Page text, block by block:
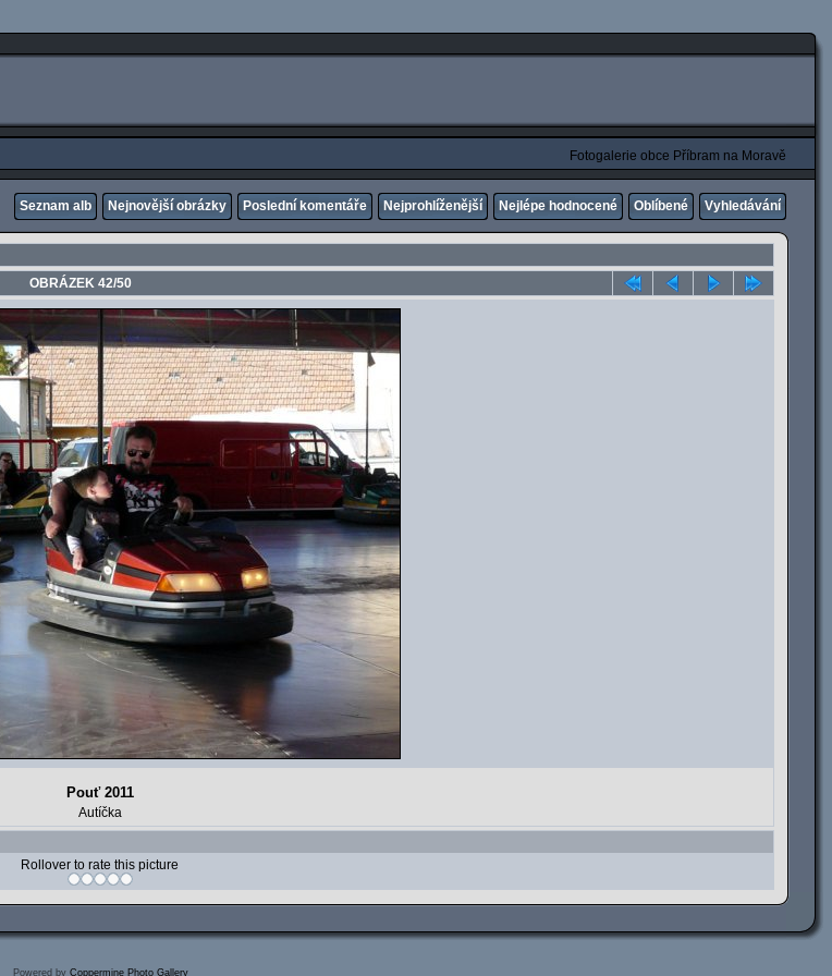
Fotogalerie obce Příbram na Moravě
Seznam alb Nejnovější obrázky Poslední komentáře Nejprohlíženější Nejlépe hodnocené Oblíbené Vyhledávání
OBRÁZEK 42/50
Pouť 2011
Autíčka
Rollover to rate this picture
Powered by Coppermine Photo Gallery